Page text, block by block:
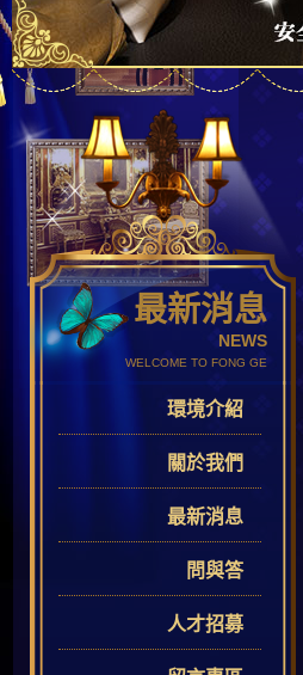
最新消息
NEWS
WELCOME TO FONG GE
環境介紹
關於我們
最新消息
問與答
人才招募